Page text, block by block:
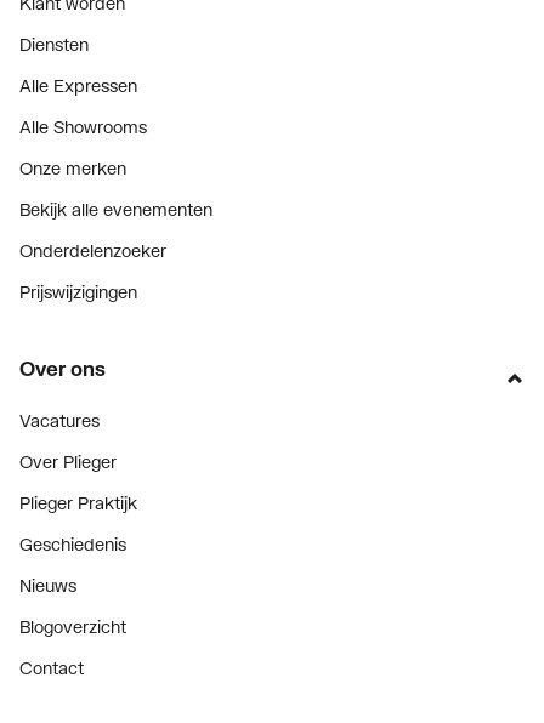
Diensten
Alle Expressen
Alle Showrooms
Onze merken
Bekijk alle evenementen
Onderdelenzoeker
Prijswijzigingen
Over ons
Vacatures
Over Plieger
Plieger Praktijk
Geschiedenis
Nieuws
Blogoverzicht
Contact